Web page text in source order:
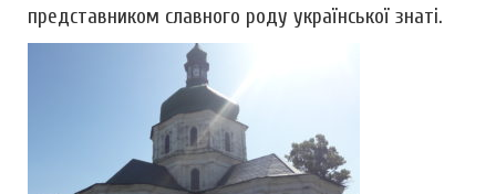
представником славного роду української знаті.